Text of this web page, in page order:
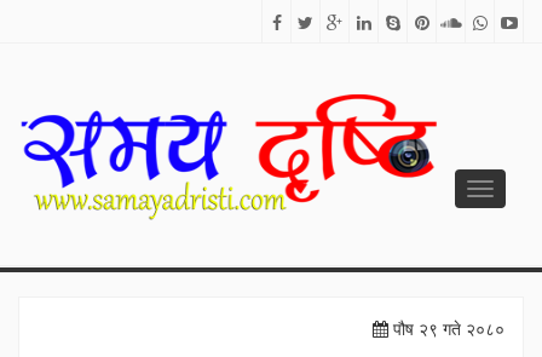
Best News Site from Nepal
Toggle
पौष २९ गते २०८०